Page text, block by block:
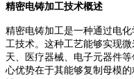
精密电铸加工技术概述
精密电铸加工是一种通过电
工技术。这种工艺能够实现
天、医疗器械、电子元器件
心优势在于其能够复制母模